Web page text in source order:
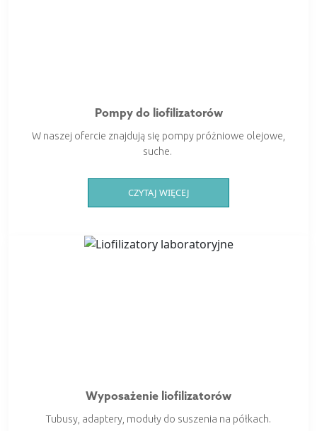
Pompy do liofilizatorów
W naszej ofercie znajdują się pompy próżniowe olejowe,
suche.
CZYTAJ WIĘCEJ
Wyposażenie liofilizatorów
Tubusy, adaptery, moduły do suszenia na półkach.